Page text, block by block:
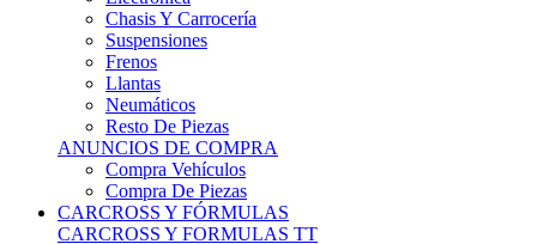
Suspensiones
Frenos
Llantas
Neumáticos
Resto De Piezas
ANUNCIOS DE COMPRA
Compra Vehículos
Compra De Piezas
CARCROSS Y FÓRMULAS
CARCROSS Y FORMULAS TT
Carcross